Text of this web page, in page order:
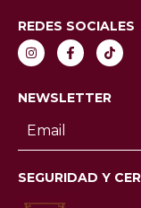
REDES SOCIALES
NEWSLETTER
SEGURIDAD Y